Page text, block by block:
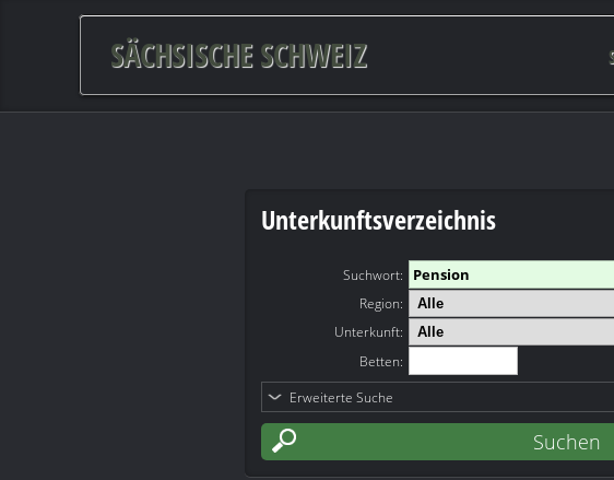
SÄCHSISCHE SCHWEIZ
Unterkunftsverzeichnis
Suchwort:
Region:
Unterkunft:
Betten:
Erweiterte Suche